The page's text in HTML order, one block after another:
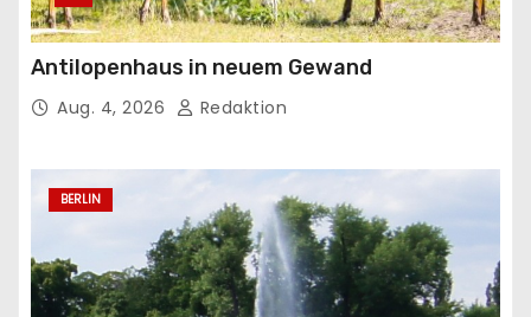
Antilopenhaus in neuem Gewand
Aug. 4, 2026 Redaktion
BERLIN